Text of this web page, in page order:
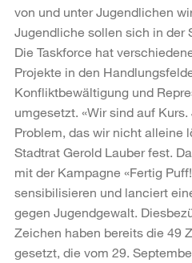
von und unter Jugendlichen
Jugendliche sollen sich in der
Die Taskforce hat
Projekte in den
Konfliktbewältigung und
umgesetzt. «Wir sind auf
Problem, das wir nicht alleine
Stadtrat Gerold Lauber fest.
mit der Kampagne «Fertig
sensibilisieren und lanciert
gegen Jugendgewalt.
Zeichen haben bereits die 49
gesetzt, die vom 29.